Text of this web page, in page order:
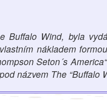
Buffalo Wind, byla
nákladem
Seton´s
názvem The “Buffalo